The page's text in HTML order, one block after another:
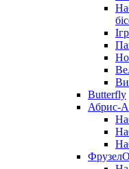
Butterfly
Абрис-